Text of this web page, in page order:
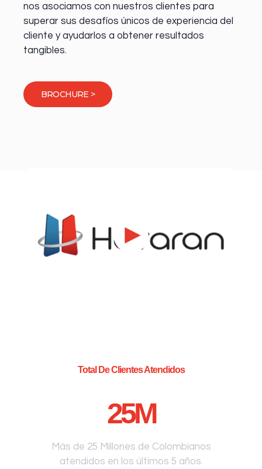
nos asociamos con nuestros clientes para
superar sus desafíos únicos de experiencia del
cliente y ayudarlos a obtener resultados
tangibles.
BROCHURE >
Total De Clientes Atendidos
25M
Más de 25 Millones de Colombianos
atendidos en los últimos 5 años.